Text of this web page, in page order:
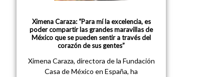
Ximena Caraza: “Para mí la excelencia, es
poder compartir las grandes maravillas de
México que se pueden sentir a través del
corazón de sus gentes”
Ximena Caraza, directora de la Fundación
Casa de México en España, ha